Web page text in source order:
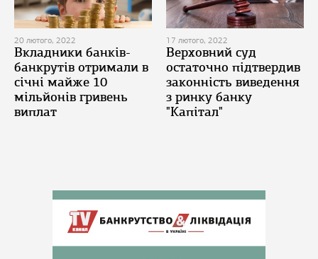
20 лютого, 2022
Вкладники банків-
банкрутів отримали в
січні майже 10
мільйонів гривень
виплат
17 лютого, 2022
Верховний суд
остаточно підтвердив
законність виведення
з ринку банку
"Капітал"